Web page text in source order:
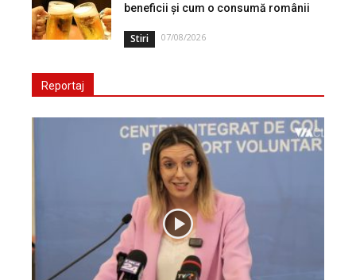
beneficii și cum o consumă românii
Stiri 07/08/2026
Reportaj